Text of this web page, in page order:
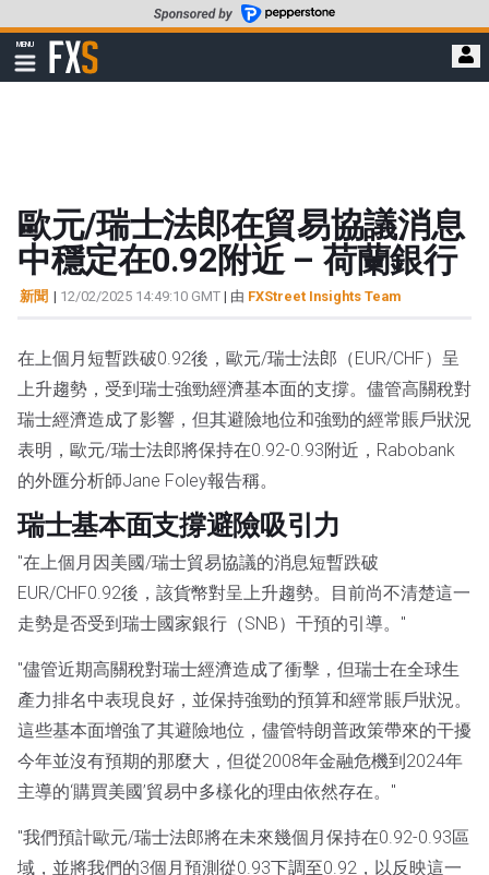
至
要
MENU
顯
示
FXStreet
歐元/瑞士法郎在貿易協議消息
中穩定在0.92附近 – 荷蘭銀行
新聞 | 12/02/2025 14:49:10 GMT | 由 FXStreet Insights Team
在上個月短暫跌破0.92後，歐元/瑞士法郎（EUR/CHF）呈
上升趨勢，受到瑞士強勁經濟基本面的支撐。儘管高關稅對
瑞士經濟造成了影響，但其避險地位和強勁的經常賬戶狀況
表明，歐元/瑞士法郎將保持在0.92-0.93附近，Rabobank
的外匯分析師Jane Foley報告稱。
瑞士基本面支撐避險吸引力
"在上個月因美國/瑞士貿易協議的消息短暫跌破
EUR/CHF0.92後，該貨幣對呈上升趨勢。目前尚不清楚這一
走勢是否受到瑞士國家銀行（SNB）干預的引導。"
"儘管近期高關稅對瑞士經濟造成了衝擊，但瑞士在全球生
產力排名中表現良好，並保持強勁的預算和經常賬戶狀況。
這些基本面增強了其避險地位，儘管特朗普政策帶來的干擾
今年並沒有預期的那麼大，但從2008年金融危機到2024年
主導的‘購買美國’貿易中多樣化的理由依然存在。"
"我們預計歐元/瑞士法郎將在未來幾個月保持在0.92-0.93區
域，並將我們的3個月預測從0.93下調至0.92，以反映這一